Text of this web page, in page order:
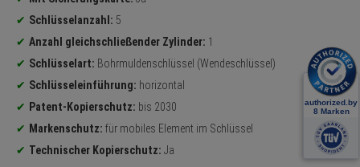
Schlüsselanzahl: 5
Anzahl gleichschließender Zylinder: 1
Schlüsselart: Bohrmuldenschlüssel (Wendeschlüssel)
Schlüsseleinführung: horizontal
Patent-Kopierschutz: bis 2030
Markenschutz: für mobiles Element im Schlüssel
Technischer Kopierschutz: Ja